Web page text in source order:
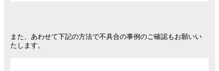
また、あわせて下記の方法で不具合の事例のご確認もお願いい
たします。